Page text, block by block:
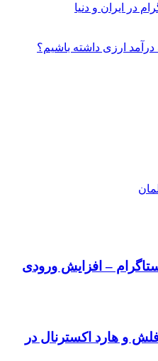
در ایران و دنیا
درآمد ارزی داشته باشیم؟
– افزایش ورودی
و هارد اکسترنال در